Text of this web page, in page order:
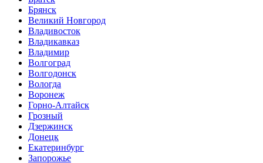
Брянск
Великий Новгород
Владивосток
Владикавказ
Владимир
Волгоград
Волгодонск
Вологда
Воронеж
Горно-Алтайск
Грозный
Дзержинск
Донецк
Екатеринбург
Запорожье